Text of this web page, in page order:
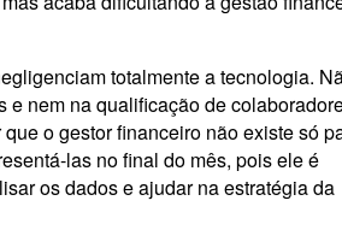
totalmente a tecnologia.
e nem na qualificação de
o gestor financeiro não existe só
las no final do mês, pois ele é
os dados e ajudar na estratégia da